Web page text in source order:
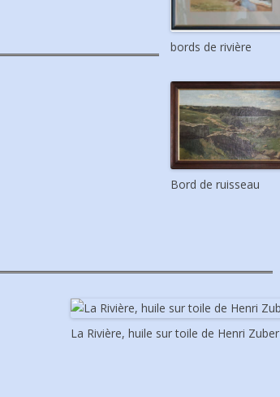
bords de rivière
Bord de ruisseau
La Rivière, huile sur toile de Henri Zuber